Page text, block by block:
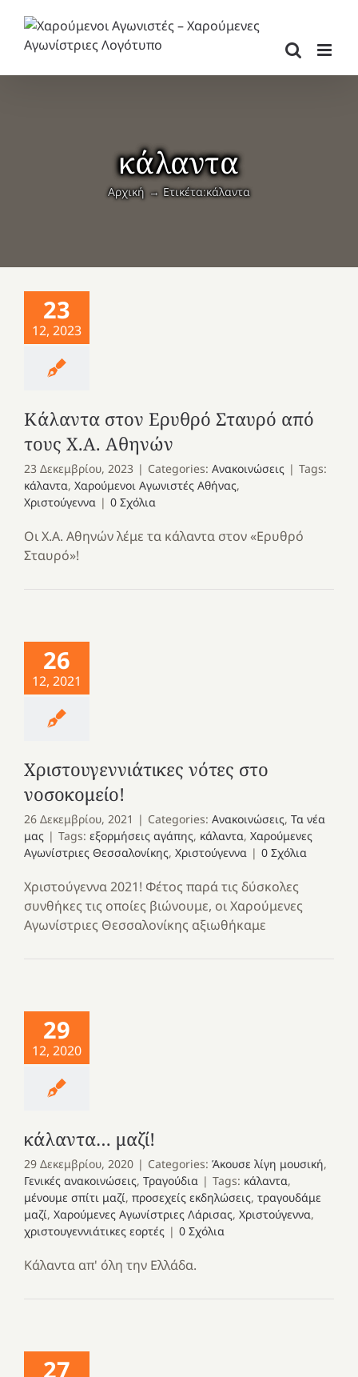
περιεχόμενο
κάλαντα
Αρχική Ετικέτα:κάλαντα
23
12, 2023
Κάλαντα στον Ερυθρό Σταυρό από
τους Χ.Α. Αθηνών
23 Δεκεμβρίου, 2023 | Categories: Ανακοινώσεις | Tags:
κάλαντα, Χαρούμενοι Αγωνιστές Αθήνας,
Χριστούγεννα | 0 Σχόλια
Οι Χ.Α. Αθηνών λέμε τα κάλαντα στον «Ερυθρό
Σταυρό»!
26
12, 2021
Χριστουγεννιάτικες νότες στο
νοσοκομείο!
26 Δεκεμβρίου, 2021 | Categories: Ανακοινώσεις, Τα νέα
μας | Tags: εξορμήσεις αγάπης, κάλαντα, Χαρούμενες
Αγωνίστριες Θεσσαλονίκης, Χριστούγεννα | 0 Σχόλια
Χριστούγεννα 2021! Φέτος παρά τις δύσκολες
συνθήκες τις οποίες βιώνουμε, οι Χαρούμενες
Αγωνίστριες Θεσσαλονίκης αξιωθήκαμε
29
12, 2020
κάλαντα… μαζί!
29 Δεκεμβρίου, 2020 | Categories: Άκουσε λίγη μουσική,
Γενικές ανακοινώσεις, Τραγούδια | Tags: κάλαντα,
μένουμε σπίτι μαζί, προσεχείς εκδηλώσεις, τραγουδάμε
μαζί, Χαρούμενες Αγωνίστριες Λάρισας, Χριστούγεννα,
χριστουγεννιάτικες εορτές | 0 Σχόλια
Κάλαντα απ' όλη την Ελλάδα.
27